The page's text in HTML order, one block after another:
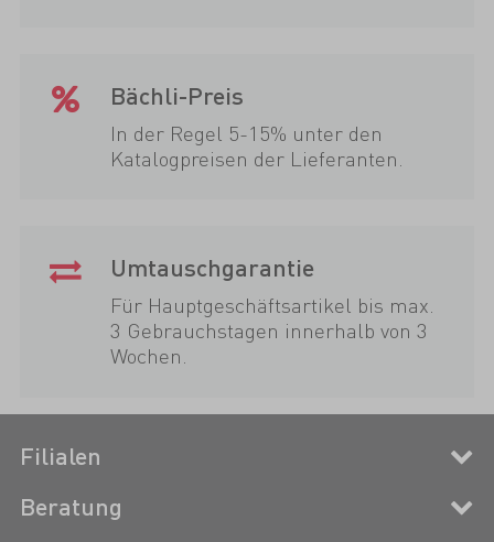
Bächli-Preis
In der Regel 5-15% unter den
Katalogpreisen der Lieferanten.
Umtauschgarantie
Für Hauptgeschäftsartikel bis max.
3 Gebrauchstagen innerhalb von 3
Wochen.
Filialen
Beratung